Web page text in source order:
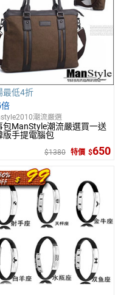
最低4折
倍
潮流嚴選
包ManStyle潮流嚴選買一送
版手提電腦包
1380 特價 650